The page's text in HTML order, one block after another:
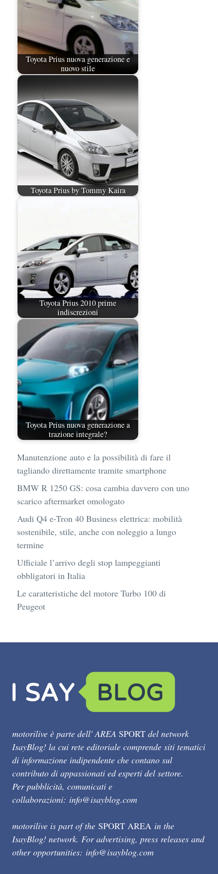
Toyota Prius nuova generazione e
nuovo stile
Toyota Prius by Tommy Kaira
Toyota Prius 2010 prime
indiscrezioni
Toyota Prius nuova generazione a
trazione integrale?
Manutenzione auto e la possibilità di fare il
tagliando direttamente tramite smartphone
BMW R 1250 GS: cosa cambia davvero con uno
scarico aftermarket omologato
Audi Q4 e-Tron 40 Business elettrica: mobilità
sostenibile, stile, anche con noleggio a lungo
termine
Ufficiale l’arrivo degli stop lampeggianti
obbligatori in Italia
Le caratteristiche del motore Turbo 100 di
Peugeot
motorilive è parte dell' AREA SPORT del network
IsayBlog! la cui rete editoriale comprende siti tematici
di informazione indipendente che contano sul
contributo di appassionati ed esperti del settore.
Per pubblicità, comunicati e
collaborazioni: info@isayblog.com
motorilive is part of the SPORT AREA in the
IsayBlog! network. For advertising, press releases and
other opportunities: info@isayblog.com